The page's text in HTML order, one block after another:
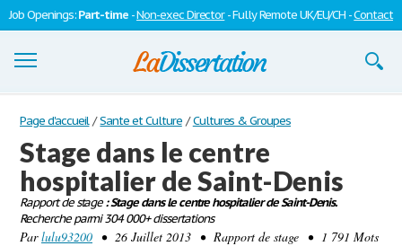
Job Openings:Part-time -Non-exec Director- Fully Remote UK/EU/CH -Contact
Dissertations
S'inscrire
Se connecter
Contactez-nous
Page d'accueil / Sante et Culture / Cultures & Groupes
Stage dans le centre
hospitalier de Saint-Denis
Rapport de stage: Stage dans le centre hospitalier de Saint-Denis.
Recherche parmi 304 000+ dissertations
Parlulu93200 • 26 Juillet 2013 • Rapport de stage • 1 791 Mots